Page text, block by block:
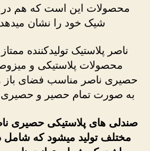
محصولات این است که هم در
شیک خود را نشان
ناصر پلاستیک تولیدکننده
محصولات پلاستیکی و
حصیری ناصر مناسب فضای
به صورت تمام حصیر و حصیری
صندلی های پلاستیکی حصیری
مختلف تولید میشود که شامل